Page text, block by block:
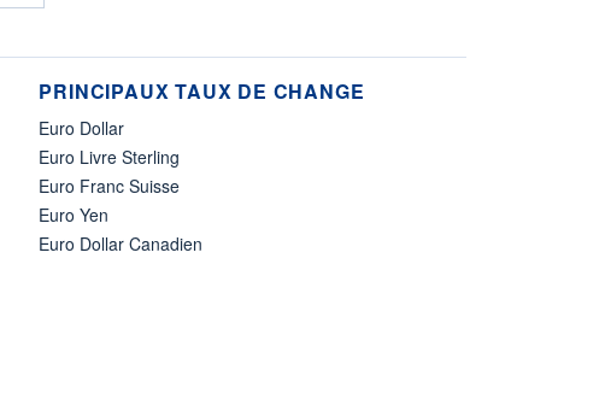
PRINCIPAUX TAUX DE CHANGE
Euro Dollar
Euro Livre Sterling
Euro Franc Suisse
Euro Yen
Euro Dollar Canadien